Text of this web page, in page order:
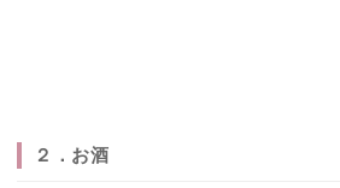
２．お酒